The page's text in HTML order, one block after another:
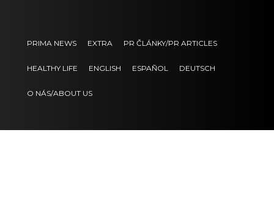
PRIMA NEWS EXTRA PR ČLÁNKY/PR ARTICLES
HEALTHY LIFE ENGLISH ESPAÑOL DEUTSCH
O NÁS/ABOUT US